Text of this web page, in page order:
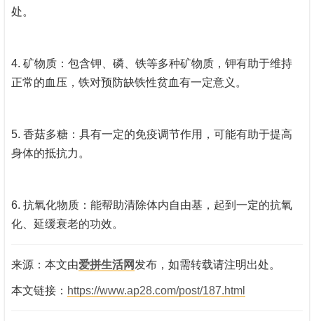
处。
4. 矿物质：包含钾、磷、铁等多种矿物质，钾有助于维持
正常的血压，铁对预防缺铁性贫血有一定意义。
5. 香菇多糖：具有一定的免疫调节作用，可能有助于提高
身体的抵抗力。
6. 抗氧化物质：能帮助清除体内自由基，起到一定的抗氧
化、延缓衰老的功效。
来源：本文由爱拼生活网 发布，如需转载请注明出处。
本文链接： https://www.ap28.com/post/187.html